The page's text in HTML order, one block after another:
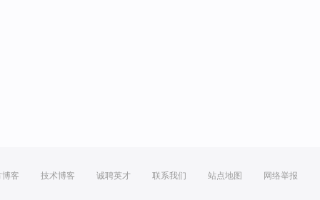
博客 技术博客 诚聘英才 联系我们 站点地图 网络举报